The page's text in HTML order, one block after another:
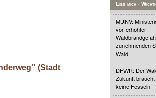
(Stadt
Lies mich -
MUNV:
vor erhöhter
zunehmenden
Wald
DFWR: Der
Zukunft braucht
keine Fesseln